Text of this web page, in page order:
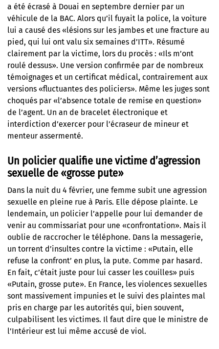
a été écrasé à Douai en septembre dernier par un
véhicule de la BAC. Alors qu’il fuyait la police, la voiture
lui a causé des «lésions sur les jambes et une fracture au
pied, qui lui ont valu six semaines d’ITT». Résumé
clairement par la victime, lors du procès : «Ils m’ont
roulé dessus». Une version confirmée par de nombreux
témoignages et un certificat médical, contrairement aux
versions «fluctuantes des policiers». Même les juges sont
choqués par «l’absence totale de remise en question»
de l’agent. Un an de bracelet électronique et
interdiction d’exercer pour l’écraseur de mineur et
menteur assermenté.
Un policier qualifie une victime d’agression
sexuelle de «grosse pute»
Dans la nuit du 4 février, une femme subit une agression
sexuelle en pleine rue à Paris. Elle dépose plainte. Le
lendemain, un policier l’appelle pour lui demander de
venir au commissariat pour une «confrontation». Mais il
oublie de raccrocher le téléphone. Dans la messagerie,
un torrent d’insultes contre la victime : «Putain, elle
refuse la confront’ en plus, la pute. Comme par hasard.
En fait, c’était juste pour lui casser les couilles» puis
«Putain, grosse pute». En France, les violences sexuelles
sont massivement impunies et le suivi des plaintes mal
pris en charge par les autorités qui, bien souvent,
culpabilisent les victimes. Il faut dire que le ministre de
l’Intérieur est lui même accusé de viol.